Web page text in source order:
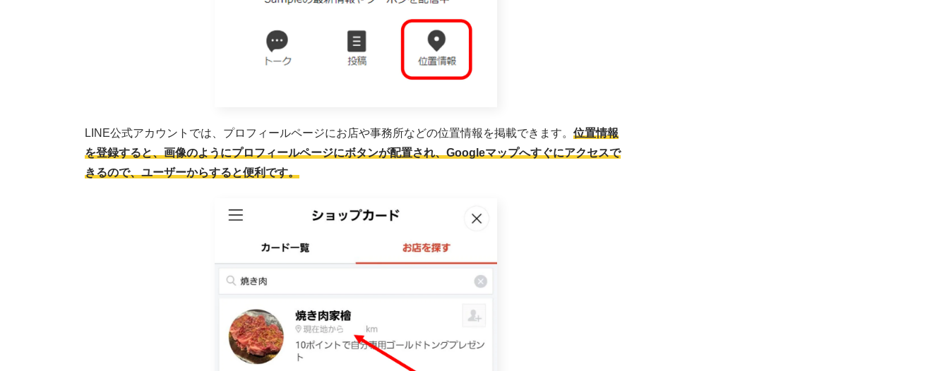
LINE公式アカウントでは、プロフィールページにお店や事務所などの位置情報を掲載できます。 位置情報
を登録すると、画像のようにプロフィールページにボタンが配置され、Googleマップへすぐにアクセスで
きるので、ユーザーからすると便利です。